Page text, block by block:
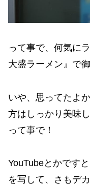
って事で、何気に
大盛ラーメン』で
いや、思ってたよ
方はしっかり美味
って事で！
YouTubeとかです
を写して、さもデ